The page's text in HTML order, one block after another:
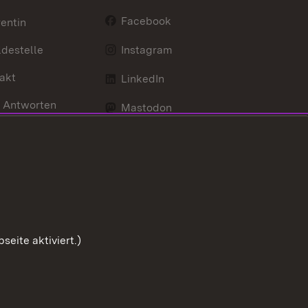
Antworten
Facebook
Instagram
LinkedIn
Mastodon
aktiviert.)